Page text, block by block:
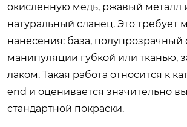
окисленную медь, ржавый металл
натуральный сланец. Это требует
нанесения: база, полупрозрачный
манипуляции губкой или тканью,
лаком. Такая работа относится к
end и оценивается значительно
стандартной покраски.